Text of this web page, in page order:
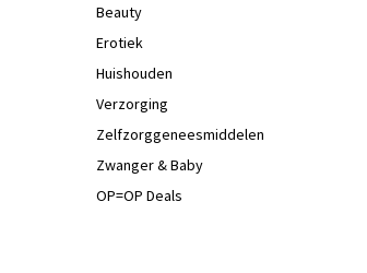
Beauty
Erotiek
Huishouden
Verzorging
Zelfzorggeneesmiddelen
Zwanger & Baby
OP=OP Deals